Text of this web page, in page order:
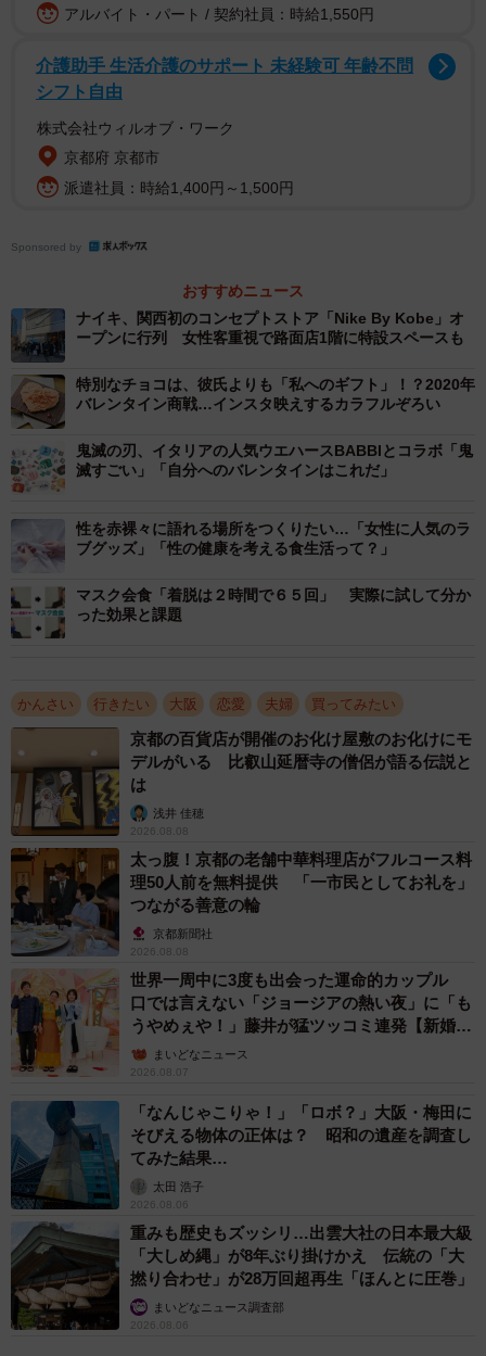
アルバイト・パート / 契約社員：時給1,550円
介護助手 生活介護のサポート 未経験可 年齢不問
シフト自由
株式会社ウィルオブ・ワーク
京都府 京都市
派遣社員：時給1,400円～1,500円
Sponsored by
おすすめニュース
ナイキ、関西初のコンセプトストア「Nike By Kobe」オ
ープンに行列 女性客重視で路面店1階に特設スペースも
特別なチョコは、彼氏よりも「私へのギフト」！？2020年
バレンタイン商戦…インスタ映えするカラフルぞろい
鬼滅の刃、イタリアの人気ウエハースBABBIとコラボ「鬼
滅すごい」「自分へのバレンタインはこれだ」
性を赤裸々に語れる場所をつくりたい…「女性に人気のラ
ブグッズ」「性の健康を考える食生活って？」
マスク会食「着脱は２時間で６５回」 実際に試して分か
った効果と課題
かんさい 行きたい 大阪 恋愛 夫婦 買ってみたい
京都の百貨店が開催のお化け屋敷のお化けにモ
デルがいる 比叡山延暦寺の僧侶が語る伝説と
は
浅井 佳穂
2026.08.08
太っ腹！京都の老舗中華料理店がフルコース料
理50人前を無料提供 「一市民としてお礼を」
つながる善意の輪
京都新聞社
2026.08.08
世界一周中に3度も出会った運命的カップル
口では言えない「ジョージアの熱い夜」に「も
うやめぇや！」藤井が猛ツッコミ連発【新婚さ
ん】まいどなニュース
2026.08.07
「なんじゃこりゃ！」「ロボ？」大阪・梅田に
そびえる物体の正体は？ 昭和の遺産を調査し
てみた結果…
太田 浩子
2026.08.06
重みも歴史もズッシリ…出雲大社の日本最大級
「大しめ縄」が8年ぶり掛けかえ 伝統の「大
撚り合わせ」が28万回超再生「ほんとに圧巻」
まいどなニュース調査部
2026.08.06